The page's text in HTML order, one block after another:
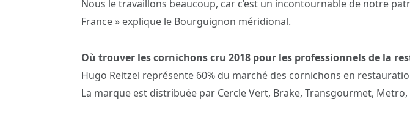
Nous le travaillons beaucoup, car c’est un incontournable de notre
France » explique le Bourguignon méridional.
Où trouver les cornichons cru 2018 pour les professionnels de la
Hugo Reitzel représente 60% du marché des cornichons en
La marque est distribuée par Cercle Vert, Brake, Transgourmet, Metro,